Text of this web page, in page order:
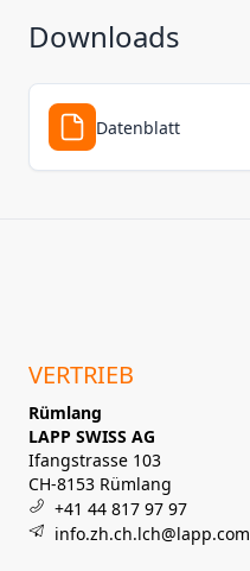
Downloads
Datenblatt
VERTRIEB
Rümlang
LAPP SWISS AG
Ifangstrasse 103
CH-8153 Rümlang
+41 44 817 97 97
info.zh.ch.lch@lapp.com